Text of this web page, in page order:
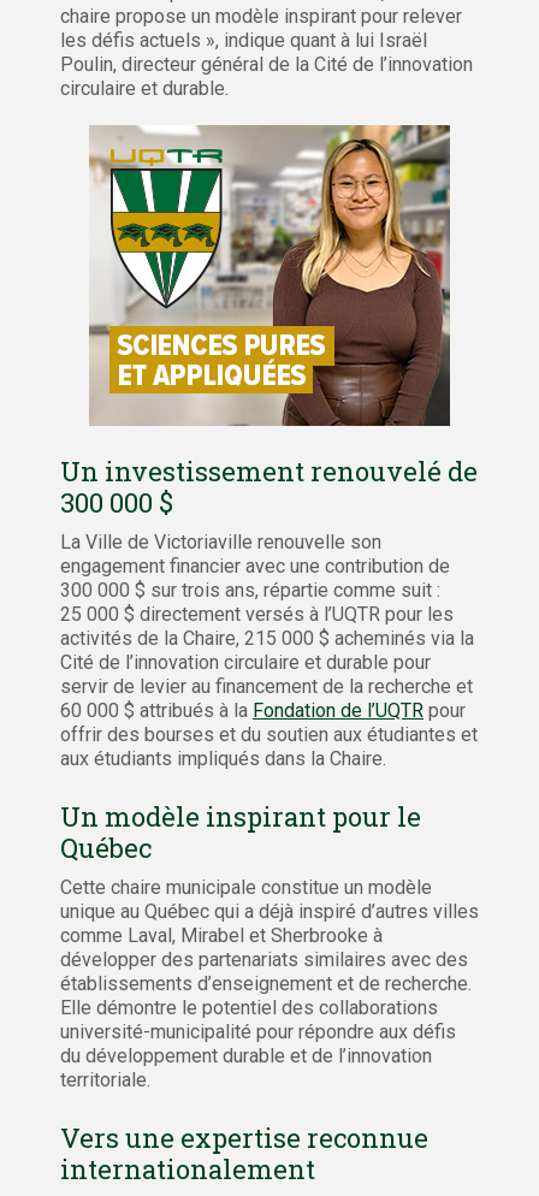
chaire propose un modèle inspirant pour relever
les défis actuels », indique quant à lui Israël
Poulin, directeur général de la Cité de l’innovation
circulaire et durable.
Un investissement renouvelé de
300 000 $
La Ville de Victoriaville renouvelle son
engagement financier avec une contribution de
300 000 $ sur trois ans, répartie comme suit :
25 000 $ directement versés à l’UQTR pour les
activités de la Chaire, 215 000 $ acheminés via la
Cité de l’innovation circulaire et durable pour
servir de levier au financement de la recherche et
60 000 $ attribués à la Fondation de l’UQTR pour
offrir des bourses et du soutien aux étudiantes et
aux étudiants impliqués dans la Chaire.
Un modèle inspirant pour le
Québec
Cette chaire municipale constitue un modèle
unique au Québec qui a déjà inspiré d’autres villes
comme Laval, Mirabel et Sherbrooke à
développer des partenariats similaires avec des
établissements d’enseignement et de recherche.
Elle démontre le potentiel des collaborations
université-municipalité pour répondre aux défis
du développement durable et de l’innovation
territoriale.
Vers une expertise reconnue
internationalement